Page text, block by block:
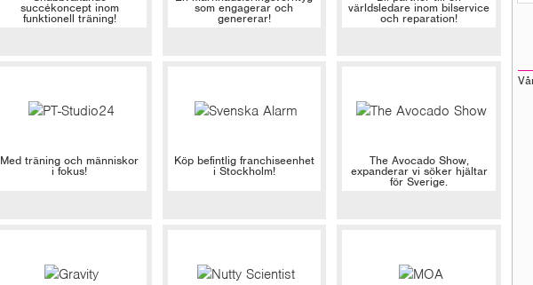
succékoncept inom
funktionell träning!
som engagerar och
genererar!
världsledare inom bilservice
och reparation!
Med träning och människor
i fokus!
Köp befintlig franchiseenhet
i Stockholm!
The Avocado Show,
expanderar vi söker hjältar
för Sverige.